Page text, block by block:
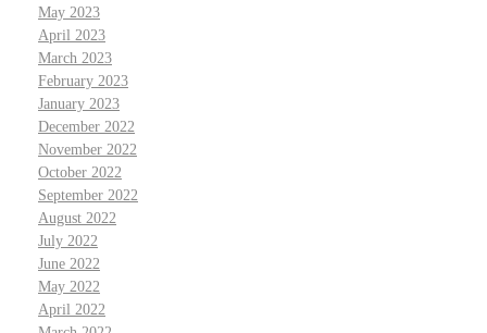
May 2023
April 2023
March 2023
February 2023
January 2023
December 2022
November 2022
October 2022
September 2022
August 2022
July 2022
June 2022
May 2022
April 2022